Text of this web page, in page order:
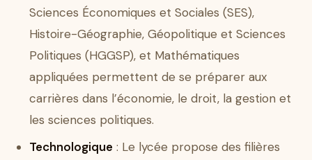
Sciences Économiques et Sociales (SES),
Histoire-Géographie, Géopolitique et Sciences
Politiques (HGGSP), et Mathématiques
appliquées permettent de se préparer aux
carrières dans l’économie, le droit, la gestion et
les sciences politiques.
Technologique : Le lycée propose des filières